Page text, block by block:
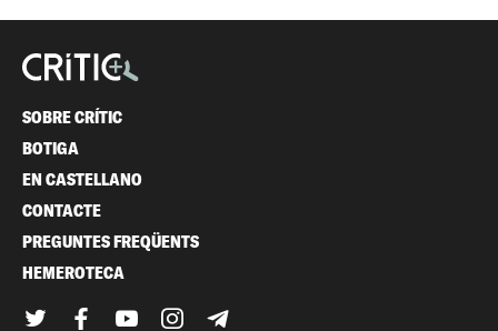
SOBRE CRÍTIC
BOTIGA
EN CASTELLANO
CONTACTE
PREGUNTES FREQÜENTS
HEMEROTECA
TwitterFacebook
YouTubeInstagram